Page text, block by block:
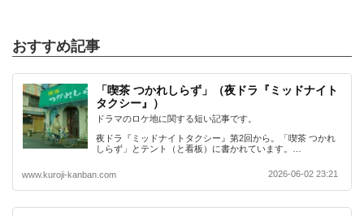
おすすめ記事
「喫茶 つかれしらず」（夜ドラ『ミッドナイト
タクシー』）
ドラマのロケ地に関する短い記事です。
夜ドラ『ミッドナイトタクシー』第2回から。「喫茶 つかれ
しらず」とテント（と看板）に書かれています。…
www.kuroji-kanban.com 2026-06-02 23:21